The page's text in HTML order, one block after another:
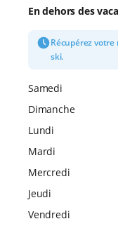
En dehors des
Récupérez votre
ski.
Samedi
Dimanche
Lundi
Mardi
Mercredi
Jeudi
Vendredi